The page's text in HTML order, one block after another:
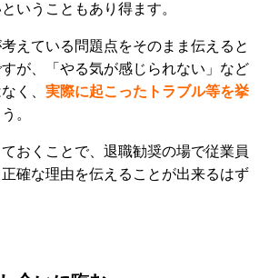
いうこともあり得ます。
えている問題点をそのまま伝えると
が、「やる気が感じられない」など
く、 実際に起こったトラブル等を挙
。
おくことで、退職勧奨の場で従業員
確な理由を伝えることが出来るはず